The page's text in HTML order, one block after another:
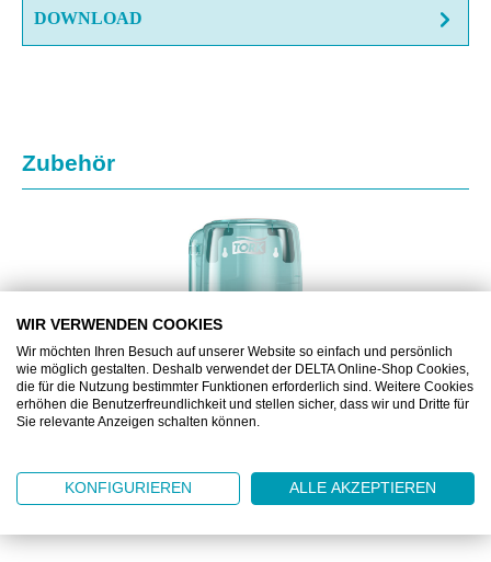
DOWNLOAD
Produktgalerie überspringen
Zubehör
ML658000
WIR VERWENDEN COOKIES
Wir möchten Ihren Besuch auf unserer Website so einfach und persönlich
wie möglich gestalten. Deshalb verwendet der DELTA Online-Shop Cookies,
die für die Nutzung bestimmter Funktionen erforderlich sind. Weitere Cookies
erhöhen die Benutzerfreundlichkeit und stellen sicher, dass wir und Dritte für
Sie relevante Anzeigen schalten können.
KONFIGURIEREN ALLE AKZEPTIEREN